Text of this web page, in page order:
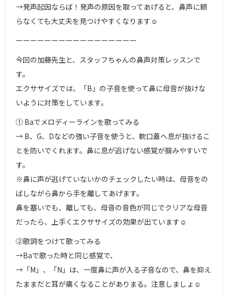
→発声起因ならば！発声の原因を取ってあげると、鼻声に頼
らなくても大丈夫を見つけやすくなります☺︎
ーーーーーーーーーーーーーーーーー
今回の加藤先生と、スタッフちゃんの鼻声対策レッスンで
す。
エクササイズでは、「B」の子音を使って鼻に母音が抜けな
いように対策をしています。
① Baでメロディーラインを歌ってみる
→ B、G、Dなどの強い子音を使うと、軟口蓋へ息が抜けるこ
とを防いでくれます。鼻に息が逃げない感覚が掴みやすいで
す。
※鼻に声が逃げていないかのチェックしたい時は、母音をの
ばしながら鼻から手を離してあげます。
鼻を塞いでも、離しても、母音の音色が同じでクリアな母音
だったら、上手くエクササイズの効果が出ています☺︎
②歌詞をつけて歌ってみる
→Baで歌った時と同じ感覚で、
→「M」、「N」は、一度鼻に声が入る子音なので、鼻を抑え
たままだと耳が痛くなることがありまる。注意しましょ☺︎